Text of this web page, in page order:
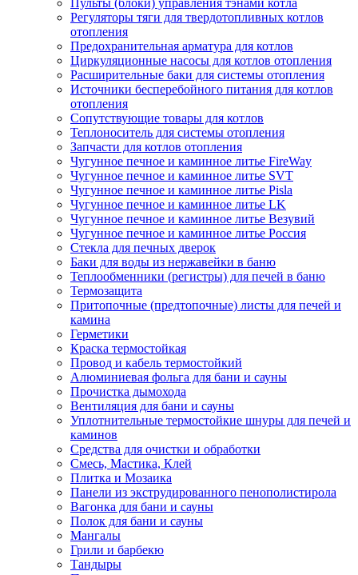
Пульты (блоки) управления тэнами котла
Регуляторы тяги для твердотопливных котлов
отопления
Предохранительная арматура для котлов
Циркуляционные насосы для котлов отопления
Расширительные баки для системы отопления
Источники бесперебойного питания для котлов
отопления
Сопутствующие товары для котлов
Теплоноситель для системы отопления
Запчасти для котлов отопления
Чугунное печное и каминное литье FireWay
Чугунное печное и каминное литье SVT
Чугунное печное и каминное литье Pisla
Чугунное печное и каминное литье LK
Чугунное печное и каминное литье Везувий
Чугунное печное и каминное литье Россия
Стекла для печных дверок
Баки для воды из нержавейки в баню
Теплообменники (регистры) для печей в баню
Термозащита
Притопочные (предтопочные) листы для печей и
камина
Герметики
Краска термостойкая
Провод и кабель термостойкий
Алюминиевая фольга для бани и сауны
Прочистка дымохода
Вентиляция для бани и сауны
Уплотнительные термостойкие шнуры для печей и
каминов
Средства для очистки и обработки
Смесь, Мастика, Клей
Плитка и Мозаика
Панели из экструдированного пенополистирола
Вагонка для бани и сауны
Полок для бани и сауны
Мангалы
Грили и барбекю
Тандыры